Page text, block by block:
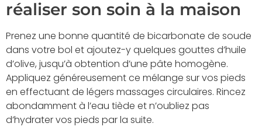
réaliser son soin à la maison
Prenez une bonne quantité de bicarbonate de soude
dans votre bol et ajoutez-y quelques gouttes d’huile
d’olive, jusqu’à obtention d’une pâte homogène.
Appliquez généreusement ce mélange sur vos pieds
en effectuant de légers massages circulaires. Rincez
abondamment à l’eau tiède et n’oubliez pas
d’hydrater vos pieds par la suite.